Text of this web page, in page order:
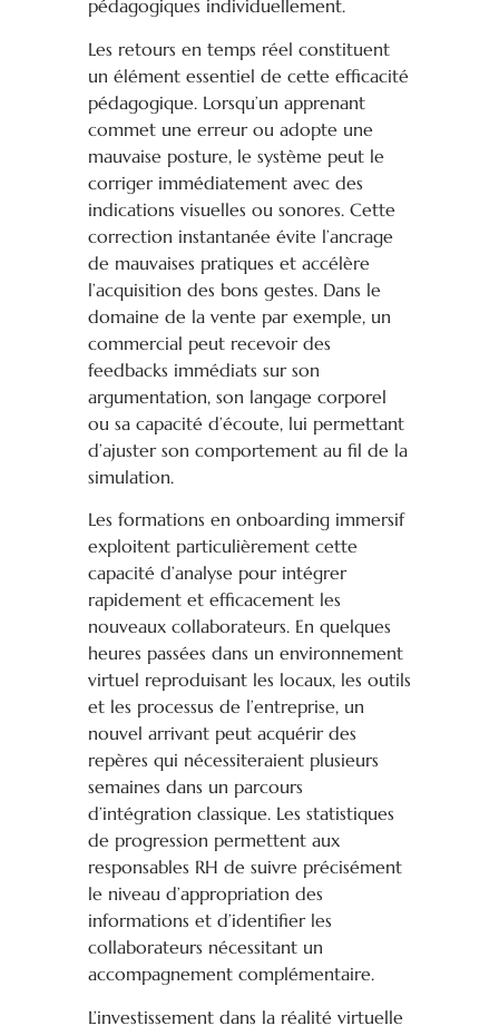
pédagogiques individuellement.
Les retours en temps réel constituent
un élément essentiel de cette efficacité
pédagogique. Lorsqu’un apprenant
commet une erreur ou adopte une
mauvaise posture, le système peut le
corriger immédiatement avec des
indications visuelles ou sonores. Cette
correction instantanée évite l’ancrage
de mauvaises pratiques et accélère
l’acquisition des bons gestes. Dans le
domaine de la vente par exemple, un
commercial peut recevoir des
feedbacks immédiats sur son
argumentation, son langage corporel
ou sa capacité d’écoute, lui permettant
d’ajuster son comportement au fil de la
simulation.
Les formations en onboarding immersif
exploitent particulièrement cette
capacité d’analyse pour intégrer
rapidement et efficacement les
nouveaux collaborateurs. En quelques
heures passées dans un environnement
virtuel reproduisant les locaux, les outils
et les processus de l’entreprise, un
nouvel arrivant peut acquérir des
repères qui nécessiteraient plusieurs
semaines dans un parcours
d’intégration classique. Les statistiques
de progression permettent aux
responsables RH de suivre précisément
le niveau d’appropriation des
informations et d’identifier les
collaborateurs nécessitant un
accompagnement complémentaire.
L’investissement dans la réalité virtuelle